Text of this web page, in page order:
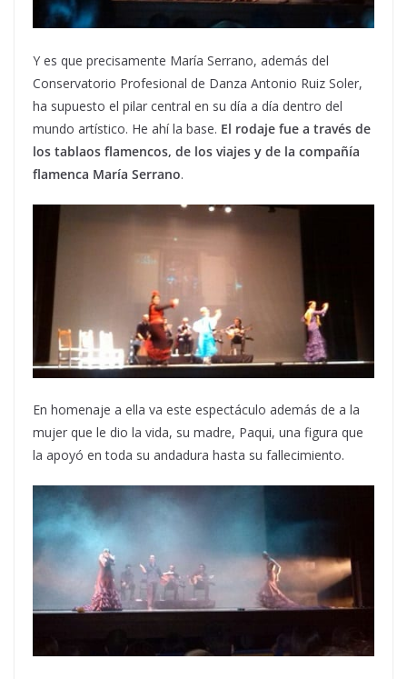
Y es que precisamente María Serrano, además del
Conservatorio Profesional de Danza Antonio Ruiz Soler,
ha supuesto el pilar central en su día a día dentro del
mundo artístico. He ahí la base. El rodaje fue a través de
los tablaos flamencos, de los viajes y de la compañía
flamenca María Serrano.
En homenaje a ella va este espectáculo además de a la
mujer que le dio la vida, su madre, Paqui, una figura que
la apoyó en toda su andadura hasta su fallecimiento.